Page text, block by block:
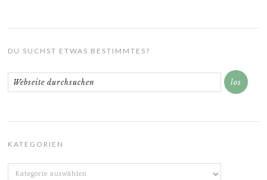
DU SUCHST ETWAS BESTIMMTES?
KATEGORIEN
Kategorien